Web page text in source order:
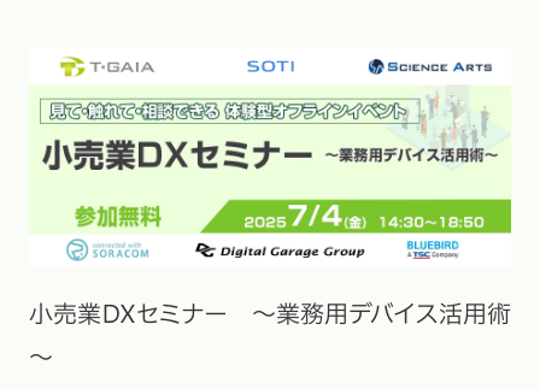
小売業DXセミナー ～業務用デバイス活用術
～